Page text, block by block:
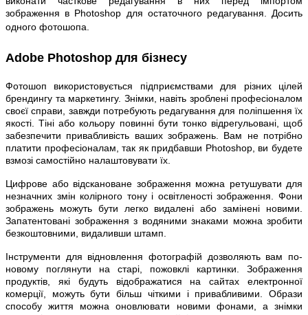
зображення в Photoshop для остаточного редагування. Досить
одного фотошопа.
Adobe Photoshop для бізнесу
Фотошоп використовується підприємствами для різних цілей
брендингу та маркетингу. Знімки, навіть зроблені професіоналом
своєї справи, завжди потребують редагування для поліпшення їх
якості. Тіні або кольору повинні бути тонко відрегульовані, щоб
забезпечити привабливість ваших зображень. Вам не потрібно
платити професіоналам, так як придбавши Photoshop, ви будете
взмозі самостійно налаштовувати їх.
Цифрове або відскановане зображення можна ретушувати для
незначних змін колірного тону і освітленості зображення. Фони
зображень можуть бути легко видалені або замінені новими.
Запатентовані зображення з водяними знаками можна зробити
безкоштовними, видаливши штамп.
Інструменти для відновлення фотографій дозволяють вам по-
новому поглянути на старі, пожовклі картинки. Зображення
продуктів, які будуть відображатися на сайтах електронної
комерції, можуть бути більш чіткими і привабливими. Образи
способу життя можна оновлювати новими фонами, а знімки